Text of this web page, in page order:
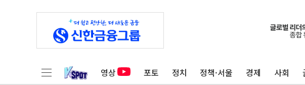
영상 포토 정치 정책·서울 경제 사회